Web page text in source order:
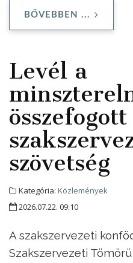
BŐVEBBEN ...
Levél a
szövetség
Kategória: Közlemények
2026.07.22. 09:10
A szakszervezeti
Szakszervezeti